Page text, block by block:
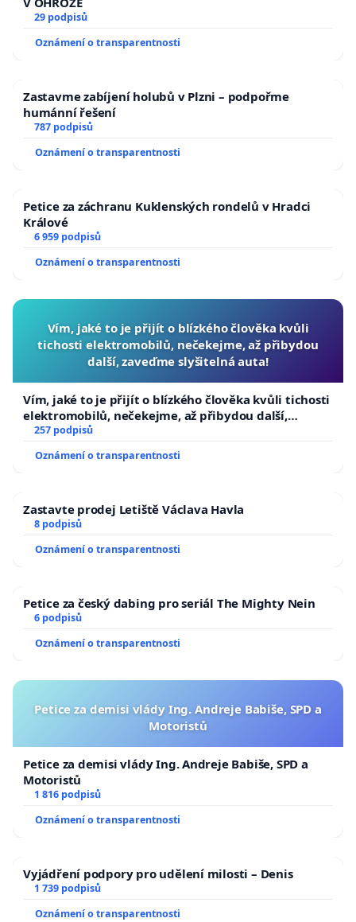
29 podpisů
Oznámení o transparentnosti
Zastavme zabíjení holubů v Plzni – podpořme
humánní řešení
787 podpisů
Oznámení o transparentnosti
Petice za záchranu Kuklenských rondelů v Hradci
Králové
6 959 podpisů
Oznámení o transparentnosti
Vím, jaké to je přijít o blízkého člověka kvůli
tichosti elektromobilů, nečekejme, až přibydou
další, zaveďme slyšitelná auta!
Vím, jaké to je přijít o blízkého člověka kvůli tichosti
elektromobilů, nečekejme, až přibydou další,
zaveďme slyšitelná auta!
257 podpisů
Oznámení o transparentnosti
Zastavte prodej Letiště Václava Havla
8 podpisů
Oznámení o transparentnosti
Petice za český dabing pro seriál The Mighty Nein
6 podpisů
Oznámení o transparentnosti
Petice za demisi vlády Ing. Andreje Babiše, SPD a
Motoristů
Petice za demisi vlády Ing. Andreje Babiše, SPD a
Motoristů
1 816 podpisů
Oznámení o transparentnosti
Vyjádření podpory pro udělení milosti – Denis
1 739 podpisů
Oznámení o transparentnosti